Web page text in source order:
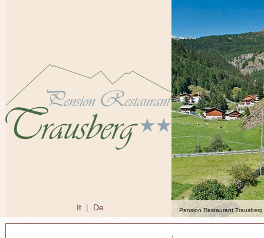
It De
Pension Restaurant